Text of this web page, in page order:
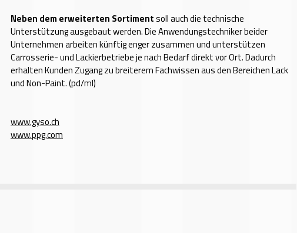
Neben dem erweiterten Sortimentsoll auch die technische
Unterstützung ausgebaut werden. Die Anwendungstechniker beider
Unternehmen arbeiten künftig enger zusammen und unterstützen
Carrosserie- und Lackierbetriebe je nach Bedarf direkt vor Ort. Dadurch
erhalten Kunden Zugang zu breiterem Fachwissen aus den Bereichen Lack
und Non-Paint. (pd/ml)
www.gyso.ch
www.ppg.com